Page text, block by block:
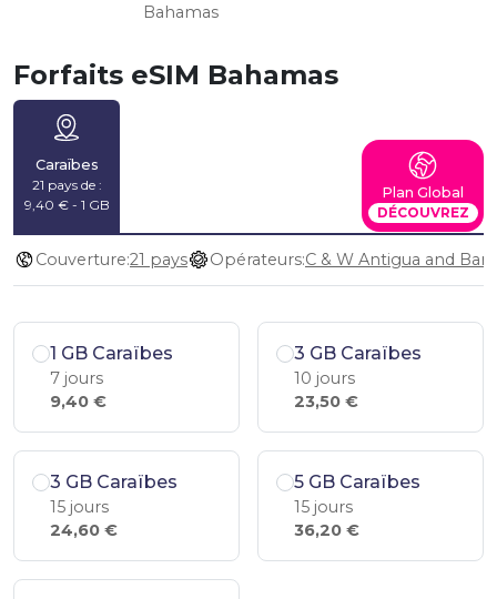
Bahamas
Forfaits eSIM Bahamas
Caraïbes
21 pays de :
9,40 € - 1 GB
Plan Global
DÉCOUVREZ
Couverture:21 pays Opérateurs:
1 GB Caraïbes
7 jours
9,40 €
3 GB Caraïbes
10 jours
23,50 €
3 GB Caraïbes
15 jours
24,60 €
5 GB Caraïbes
15 jours
36,20 €